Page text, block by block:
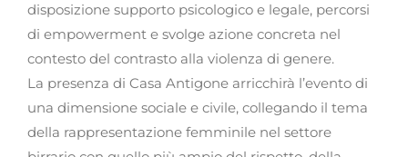
disposizione supporto psicologico e legale, percorsi
di empowerment e svolge azione concreta nel
contesto del contrasto alla violenza di genere.
La presenza di Casa Antigone arricchirà l’evento di
una dimensione sociale e civile, collegando il tema
della rappresentazione femminile nel settore